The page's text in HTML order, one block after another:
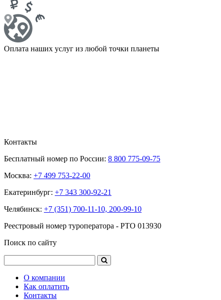
Оплата наших услуг из любой точки планеты
Контакты
Бесплатный номер по России: 8 800 775-09-75
Москва: +7 499 753-22-00
Екатеринбург: +7 343 300-92-21
Челябинск: +7 (351) 700-11-10, 200-99-10
Реестровый номер туроператора - РТО 013930
Поиск по сайту
О компании
Как оплатить
Контакты